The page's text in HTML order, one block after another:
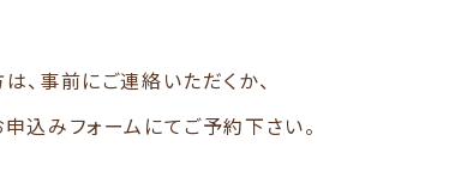
、事前にご連絡いただくか、
込みフォームにてご予約下さい。